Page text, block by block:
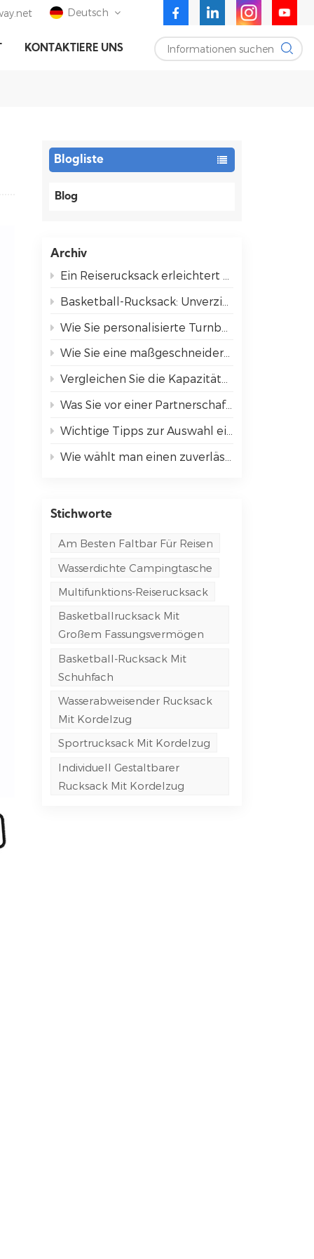
Deutsch
KONTAKTIERE UNS Informationen suchen
Blogliste
Blog
Archiv
Ein Reiserucksack erleichtert das Reisen für alle.
Basketball-Rucksack: Unverzichtbare Utensilien für entspannte Spieltage
Wie Sie personalisierte Turnbeutel bei Ihrer nächsten Veranstaltung hervorheben können
Wie Sie eine maßgeschneiderte Kühltasche auswählen, die Ihren Bedürfnissen entspricht
Vergleichen Sie die Kapazitäten der bestbewerteten Sportrucksäcke.
Was Sie vor einer Partnerschaft mit einem OEM-Taschenhersteller wissen sollten
Wichtige Tipps zur Auswahl einer Umhängetasche für Arbeit und Reisen
Wie wählt man einen zuverlässigen Taschenhersteller für sein Unternehmen aus?
Stichworte
Am Besten Faltbar Für Reisen
Wasserdichte Campingtasche
Multifunktions-Reiserucksack
Basketballrucksack Mit
Großem Fassungsvermögen
Basketball-Rucksack Mit
Schuhfach
Wasserabweisender Rucksack
Mit Kordelzug
Sportrucksack Mit Kordelzug
Individuell Gestaltbarer
Rucksack Mit Kordelzug